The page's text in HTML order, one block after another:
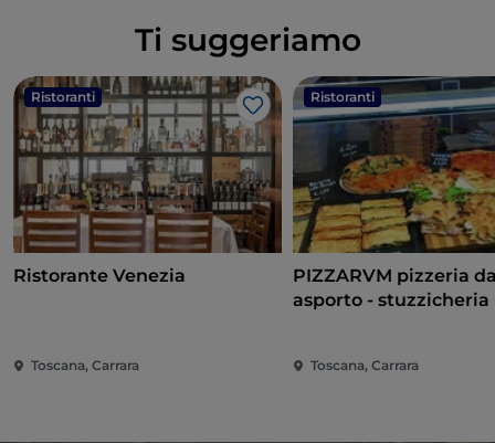
Ti suggeriamo
Ristoranti
Like
Ristorante Venezia
Toscana, Carrara
Ristoranti
PIZZARVM pizzeria
asporto - stuzzicheria
Toscana, Carrara